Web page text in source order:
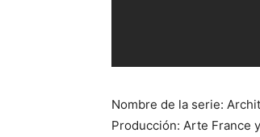
Nombre de la serie:
Producción: Arte France